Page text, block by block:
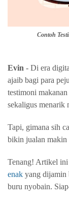
Contoh
Evin - Di era
ajaib bagi para
testimoni
sekaligus menarik
Tapi, gimana sih
bikin jualan makin
Tenang! Artikel ini
enak yang dijamin
buru nyobain.